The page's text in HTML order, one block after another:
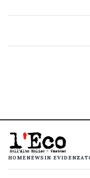
HOMENEWS IN EVIDENZA